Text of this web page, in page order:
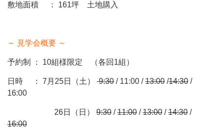
敷地面積 ： 161坪 土地購入
～ 見学会概要 ～
予約制 ： 10組様限定 （各回1組）
日時 ： 7月25日（土） 9:30 / 11:00 /13:00 /14:30 /
16:00
26日（日） 9:30 /11:00 /13:00 /14:30 /
16:00